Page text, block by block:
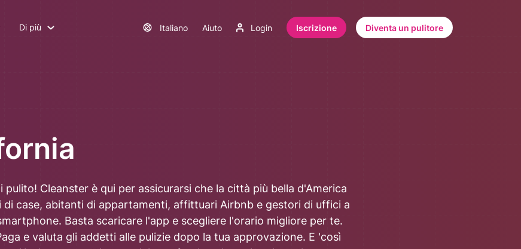
Di più Italiano Aiuto Login Iscrizione Diventa un pulitore
Cleanster è qui per assicurarsi che la città più bella d'America
case, abitanti di appartamenti, affittuari Airbnb e gestori di uffici a
Basta scaricare l'app e scegliere l'orario migliore per te.
e valuta gli addetti alle pulizie dopo la tua approvazione. E 'così